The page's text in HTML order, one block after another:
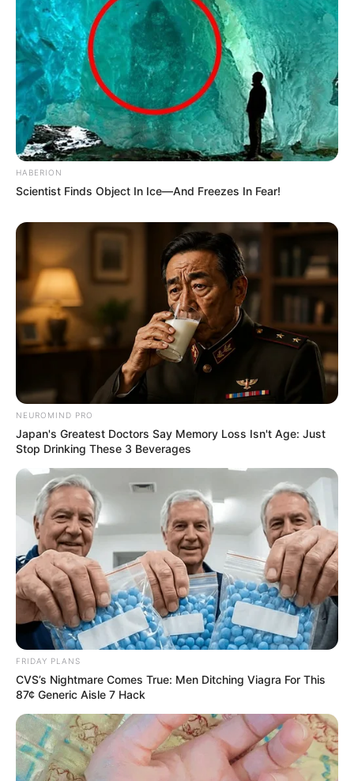
Garanta acesso ao nosso conteúdo clicandoaqui,
para entrar no grupo do WhatsApp onde você
artigos em primeira mão (apenas ADMs enviam
mensagens).
Cliqueaqui
para ter acesso ao livro escrito por
juristas, economistas, jornalistas e profissionais
da saúde conservadores que denuncia absurdos
vividos no Brasil e no mundo, como tiranias,
campanhas anticientíficas, atos de corrupção,
muito mais.
JORNALISTA DE ESQUERDA SURPREENDE E
APONTA ABUSO NO JULGAMENTO DO STF
CONTRA EDUARDO BOLS…
pensandodireita.com
When Fame Meets Fragility: 6 Celebrity Stories
You Won't Forget
Brainberries
Why this ordinary drink is the secret to feeling
CTA favorite
What Happened To Laura San Giacomo? She's
Still Stunning Today!
Brainberries